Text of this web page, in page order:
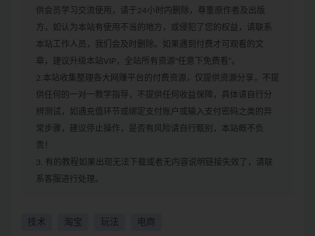
供会员学习交流使用，请于24小时内删除，尊重原作者及出版
方，如认为本站有使用不当的地方，或侵犯了您的权益，请联系
本站工作人员，我们会及时删除。如果遇到付费才可观看的文
章，建议升级本站VIP，全站所有资源“任意下免费看”。
2.本站收集整理各大网赚平台的付费资源，仅提供资源分享，不提
供任何的一对一教学指导，不提供任何收益保障，具体请自行分
辨测试，如遇充值环节或绑定支付账户或输入支付密码之类的异
常步骤，建议停止操作，是否有风险请自行甄别，本站概不负
责！
3. 有的教程如果出现无法下载或者无内容说明链接失效了，请联
系客服进行处理。
技术 淘宝 玩法 电商